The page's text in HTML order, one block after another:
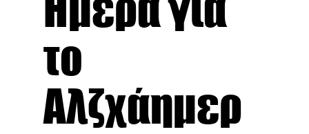
το
Αλζχάημερ